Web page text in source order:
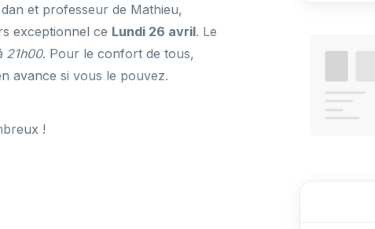
et professeur de Mathieu,
exceptionnel ce Lundi 26 avril. Le
21h00. Pour le confort de tous,
avance si vous le pouvez.
!